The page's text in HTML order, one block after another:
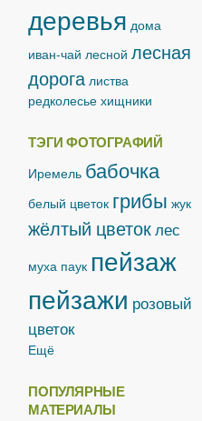
деревья дома
иван-чай лесной лесная
дорога листва
редколесье хищники
ТЭГИ ФОТОГРАФИЙ
Иремель бабочка
белый цветок грибы жук
жёлтый цветоклес
муха паук пейзаж
пейзажи розовый
цветок
Ещё
ПОПУЛЯРНЫЕ
МАТЕРИАЛЫ